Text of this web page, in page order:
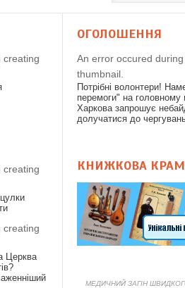
creating
creating
creating
Церква
ОГОЛОШЕННЯ
An error occured
thumbnail.
Потрібні волонтери!
перемоги" на головному
Харкова запрошує
долучатися до
КНИЖКОВА
МЕДИЧНИЙ ЗАГІН